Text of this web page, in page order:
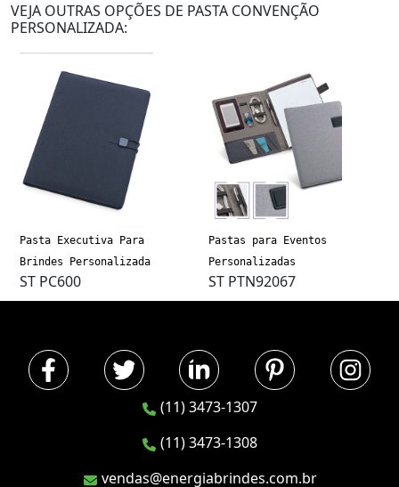
VEJA OUTRAS OPÇÕES DE PASTA CONVENÇÃO
PERSONALIZADA:
Pasta Executiva Para
Brindes Personalizada
ST PC600
Pastas para Eventos
Personalizadas
ST PTN92067
(11) 3473-1307
(11) 3473-1308
vendas@energiabrindes.com.br